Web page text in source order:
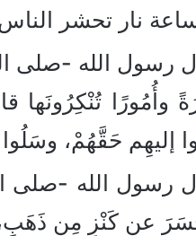
نار تحشر
رسول الله -صلى
وأُمُورًا تُنْكِرُونَها
إليهِم حَقَّهُمْ،
رسول الله -صلى
عن كَنْزٍ مِن ذَهَبٍ،